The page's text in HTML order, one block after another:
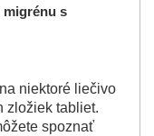
migrénu s
niektoré liečivo
zložiek tabliet.
spoznať